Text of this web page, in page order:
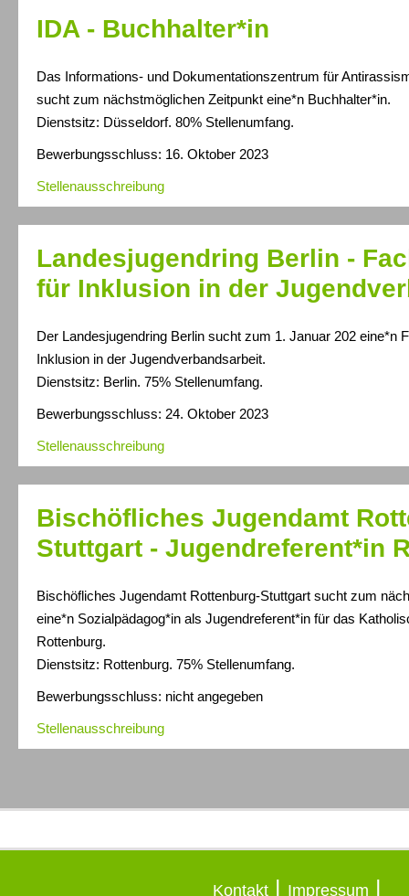
IDA - Buchhalter*in
Das Informations- und Dokumentationszentrum für
sucht zum nächstmöglichen Zeitpunkt eine*n Buchhalter*in.
Dienstsitz: Düsseldorf. 80% Stellenumfang.
Bewerbungsschluss: 16. Oktober 2023
Stellenausschreibung
Landesjugendring Berlin -
für Inklusion in der
Der Landesjugendring Berlin sucht zum 1. Januar 202 eine*n
Inklusion in der Jugendverbandsarbeit.
Dienstsitz: Berlin. 75% Stellenumfang.
Bewerbungsschluss: 24. Oktober 2023
Stellenausschreibung
Bischöfliches Jugendamt
Stuttgart - Jugendreferent*in
Bischöfliches Jugendamt Rottenburg-Stuttgart sucht zum
eine*n Sozialpädagog*in als Jugendreferent*in für das
Rottenburg.
Dienstsitz: Rottenburg. 75% Stellenumfang.
Bewerbungsschluss: nicht angegeben
Stellenausschreibung
Kontakt| Impressum |